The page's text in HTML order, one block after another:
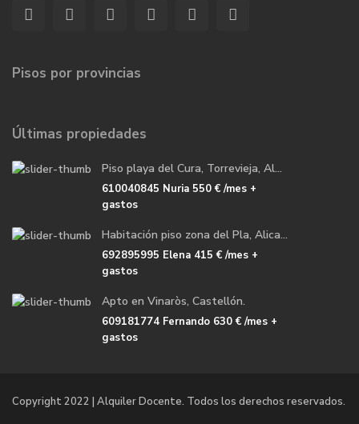
Pisos por provincias
Últimas propiedades
Piso playa del Cura, Torrevieja, Al...
610040845 Nuria 550 €/mes +
gastos
Habitación piso zona del Pla, Alica...
692895995 Elena 415 €/mes +
gastos
Apto en Vinaròs, Castellón.
609181774 Fernando 630 €/mes +
gastos
Copyright 2022 | Alquiler Docente. Todos los derechos reservados.